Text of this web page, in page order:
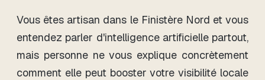
Vous êtes artisan dans le Finistère Nord et vous
entendez parler d'intelligence artificielle partout,
mais personne ne vous explique concrètement
comment elle peut booster votre visibilité locale